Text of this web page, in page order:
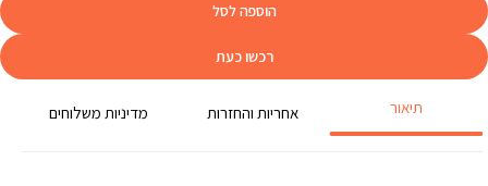
הוספה לסל
רכשו כעת
תיאור אחריות והחזרות מדיניות משלוחים